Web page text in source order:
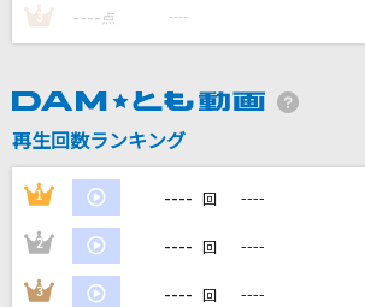
不可幸力
カンザキイオリ
カラオケ最新情報をチェック！
3 ---- 点 ----
再生回数ランキング
1 ---- 回 ----
2 ---- 回 ----
3 ---- 回 ----